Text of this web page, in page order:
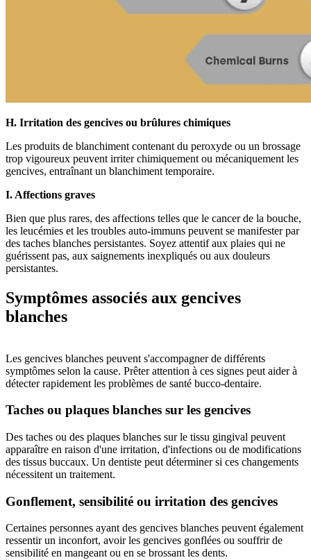
H. Irritation des gencives ou brûlures chimiques
Les produits de blanchiment contenant du peroxyde ou un brossage
trop vigoureux peuvent irriter chimiquement ou mécaniquement les
gencives, entraînant un blanchiment temporaire.
I. Affections graves
Bien que plus rares, des affections telles que le cancer de la bouche,
les leucémies et les troubles auto-immuns peuvent se manifester par
des taches blanches persistantes. Soyez attentif aux plaies qui ne
guérissent pas, aux saignements inexpliqués ou aux douleurs
persistantes.
Symptômes associés aux gencives
blanches
Les gencives blanches peuvent s'accompagner de différents
symptômes selon la cause. Prêter attention à ces signes peut aider à
détecter rapidement les problèmes de santé bucco-dentaire.
Taches ou plaques blanches sur les gencives
Des taches ou des plaques blanches sur le tissu gingival peuvent
apparaître en raison d'une irritation, d'infections ou de modifications
des tissus buccaux. Un dentiste peut déterminer si ces changements
nécessitent un traitement.
Gonflement, sensibilité ou irritation des gencives
Certaines personnes ayant des gencives blanches peuvent également
ressentir un inconfort, avoir les gencives gonflées ou souffrir de
sensibilité en mangeant ou en se brossant les dents.